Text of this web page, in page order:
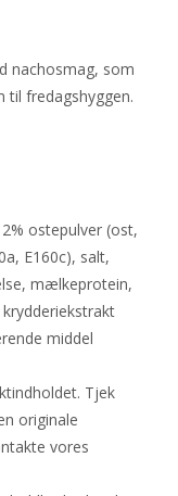
nachosmag, som
til fredagshyggen.
ostepulver (ost,
E160c), salt,
mælkeprotein,
middel
Tjek
originale
vores